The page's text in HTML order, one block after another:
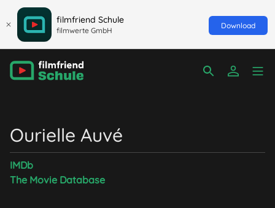
filmfriend Schule
filmwerte GmbH
Download
Ourielle Auvé
IMDb
The Movie Database